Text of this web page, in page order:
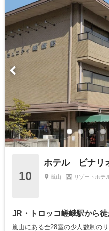
10
ホテル ビナリ
嵐山 リゾートホテ
JR・トロッコ嵯峨駅から
嵐山にある全28室の少人数制の